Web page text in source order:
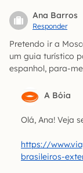
Ana Barros
Responder
Pretendo ir a
um guia turístico
espanhol, para-
A Bóia
Olá, Ana! Veja
https://
brasileiros-